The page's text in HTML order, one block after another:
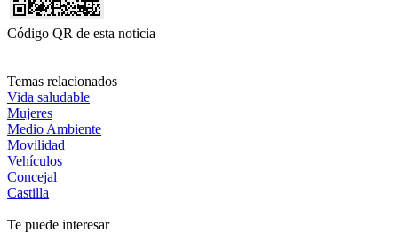
Código QR de esta noticia
Temas relacionados
Vida saludable
Mujeres
Medio Ambiente
Movilidad
Vehículos
Concejal
Castilla
Te puede interesar